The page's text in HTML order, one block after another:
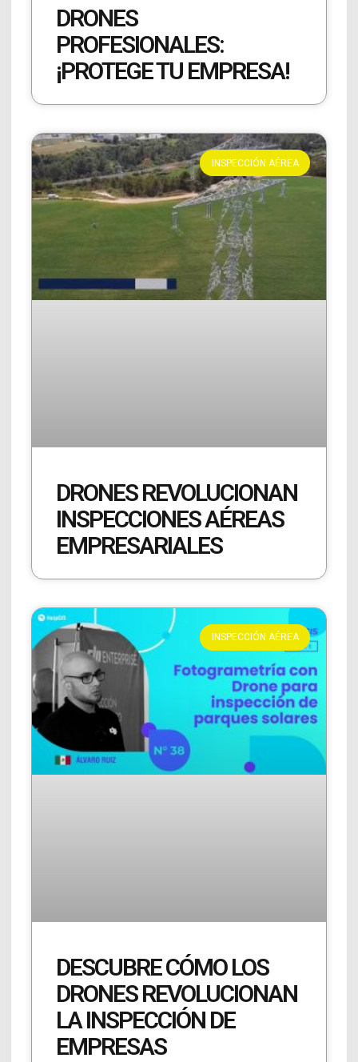
DRONES
PROFESIONALES:
¡PROTEGE TU EMPRESA!
INSPECCIÓN AÉREA
DRONES REVOLUCIONAN
INSPECCIONES AÉREAS
EMPRESARIALES
INSPECCIÓN AÉREA
DESCUBRE CÓMO LOS
DRONES REVOLUCIONAN
LA INSPECCIÓN DE
EMPRESAS